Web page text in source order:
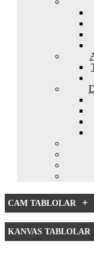
CAM TABLOLAR +
KANVAS TABLOLAR